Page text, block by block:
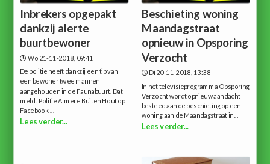
Inbrekers opgepakt
dankzij alerte
buurtbewoner
Wo 21-11-2018, 09:41
De politie heeft dankzij een tip van
een bewoner twee mannen
aangehouden in de Faunabuurt. Dat
meldt Politie Almere Buiten Hout op
Facebook....
Lees verder...
Beschieting woning
Maandagstraat
opnieuw in Opsporing
Verzocht
Di 20-11-2018, 13:38
In het televisieprogramma Opsporing
Verzocht wordt opnieuw aandacht
besteed aan de beschieting op een
woning aan de Maandagstraat in...
Lees verder...